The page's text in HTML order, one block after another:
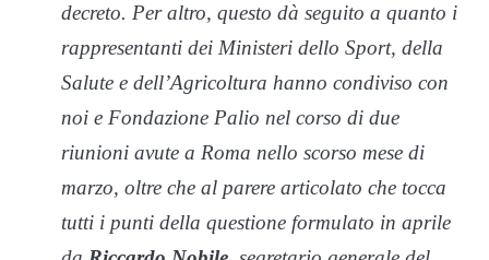
decreto. Per altro, questo dà seguito a quanto i
rappresentanti dei Ministeri dello Sport, della
Salute e dell’Agricoltura hanno condiviso con
noi e Fondazione Palio nel corso di due
riunioni avute a Roma nello scorso mese di
marzo, oltre che al parere articolato che tocca
tutti i punti della questione formulato in aprile